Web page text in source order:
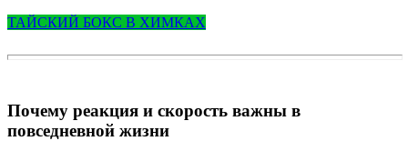
ТАЙСКИЙ БОКС В ХИМКАХ
Почему реакция и скорость важны в
повседневной жизни